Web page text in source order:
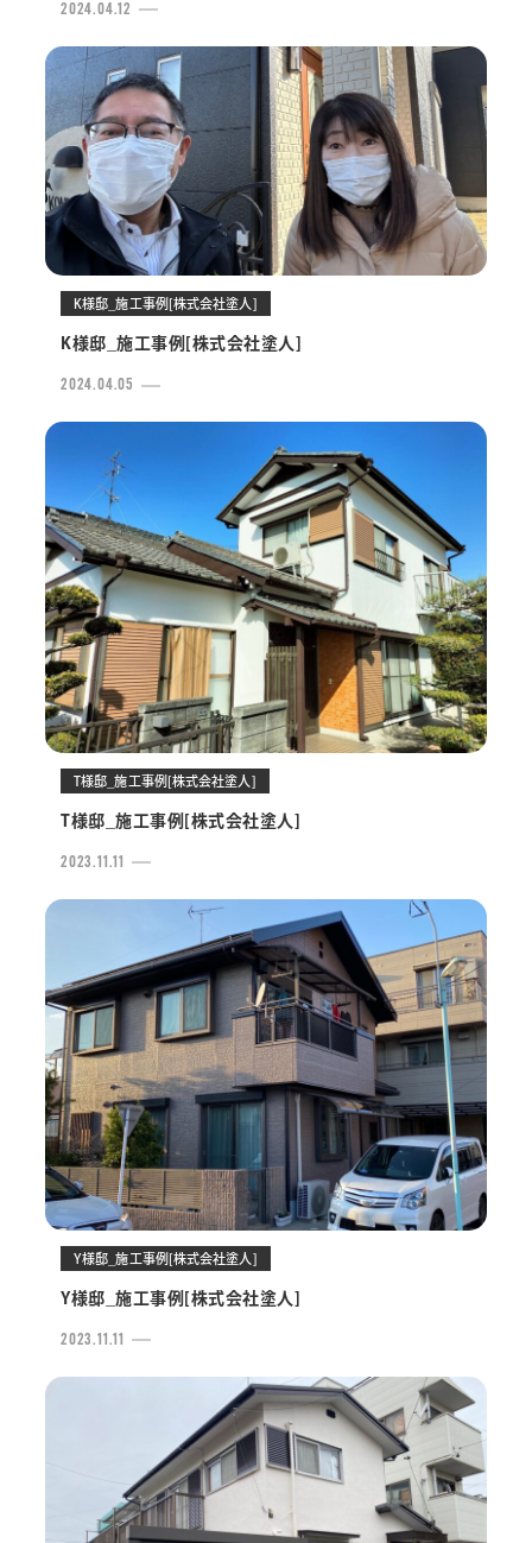
2024.04.12
K様邸_施工事例[株式会社塗人]
K様邸_施工事例[株式会社塗人]
2024.04.05
T様邸_施工事例[株式会社塗人]
T様邸_施工事例[株式会社塗人]
2023.11.11
Y様邸_施工事例[株式会社塗人]
Y様邸_施工事例[株式会社塗人]
2023.11.11